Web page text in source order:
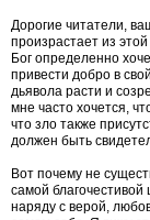
Дорогие читатели,
произрастает из
Бог определенно
привести добро в
дьявола расти и
мне часто хочется,
что зло также
должен быть
Вот почему не
самой благочестивой
наряду с верой,